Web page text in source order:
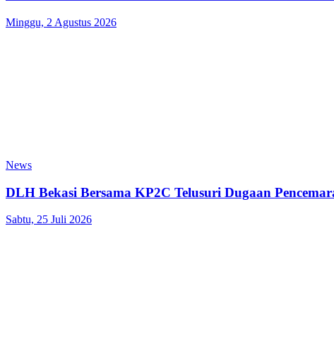
Minggu, 2 Agustus 2026
News
DLH Bekasi Bersama KP2C Telusuri Dugaan
Sabtu, 25 Juli 2026